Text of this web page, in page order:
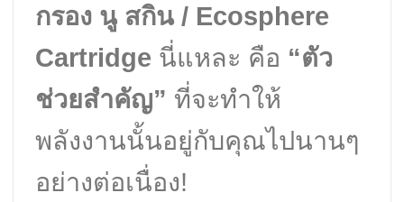
กรอง นู สกิน / Ecosphere
Cartridge นี่แหละ คือ “ตัว
ช่วยสำคัญ” ที่จะทำให้
พลังงานนั้นอยู่กับคุณไปนานๆ
อย่างต่อเนื่อง!